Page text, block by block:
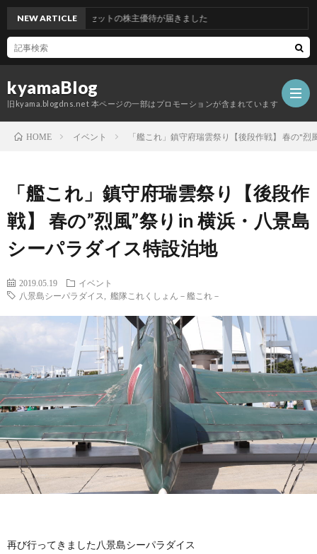
kyamaBlog
旧kyama.blogdns.net 本ページの一部はプロモーションが含まれています
NEW ARTICLE
ムアセットの株主優待が届きました
HOME イベント 「艦これ」鎮守府瑞雲祭り【後段作戦】 春の"
「艦これ」鎮守府瑞雲祭り【後段作
戦】 春の”烈風”祭りin 横浜・八景島
シーパラダイス特設泊地
2019.05.19
イベント
八景島シーパラダイス
艦隊これくしょん－艦これ－
再び行ってきました八景島シーパラダイス